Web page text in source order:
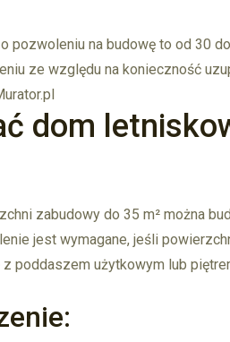
pozwoleniu na budowę to od 30
ze względu na konieczność
dom
zabudowy do 35 m² można
jest wymagane, jeśli
poddaszem użytkowym lub